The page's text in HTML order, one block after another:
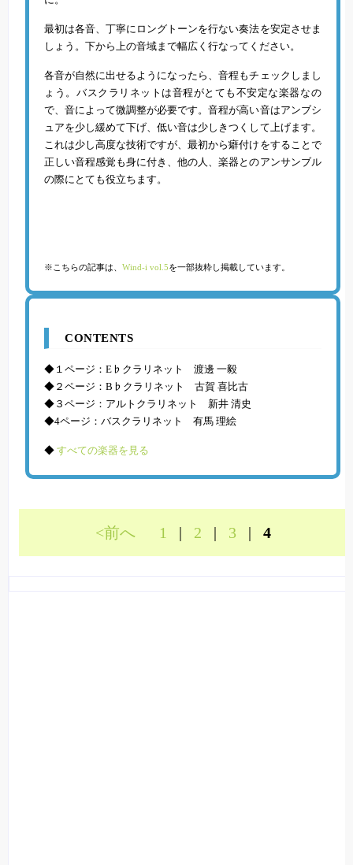
最初は各音、丁寧にロングトーンを行ない奏法を安定させま
しょう。下から上の音域まで幅広く行なってください。
各音が自然に出せるようになったら、音程もチェックしまし
ょう。バスクラリネットは音程がとても不安定な楽器なの
で、音によって微調整が必要です。音程が高い音はアンブシ
ュアを少し緩めて下げ、低い音は少しきつくして上げます。
これは少し高度な技術ですが、最初から癖付けをすることで
正しい音程感覚も身に付き、他の人、楽器とのアンサンブル
の際にとても役立ちます。
※こちらの記事は、Wind-i vol.5を一部抜粋し掲載しています。
CONTENTS
◆１ページ：E♭クラリネット 渡邊 一毅
◆２ページ：B♭クラリネット 古賀 喜比古
◆３ページ：アルトクラリネット 新井 清史
◆4ページ：バスクラリネット 有馬 理絵
◆すべての楽器を見る
<前へ 1 | 2 | 3 | 4